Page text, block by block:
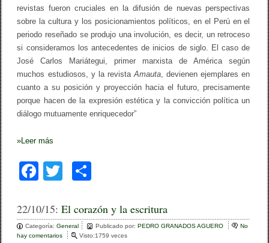
a
d
p
r
a
/
i
l
H
u
revistas fueron cruciales en la difusión de nuevas perspectivas
sobre la cultura y los posicionamientos políticos, en el Perú en el
periodo reseñado se produjo una involución, es decir, un retroceso
si consideramos los antecedentes de inicios de siglo. El caso de
José Carlos Mariátegui, primer marxista de América según
muchos estudiosos, y la revistaAmauta, devienen ejemplares en
cuanto a su posición y proyección hacia el futuro, precisamente
porque hacen de la expresión estética y la convicción política un
diálogo mutuamente enriquecedor”
»Leer más
F
c
e
tt
er
m
p
22/10/15:El corazón y la escritura
Categoría:General Publicado por:PEDRO GRANADOS AGUERO
No
hay comentarios
Visto:1759 veces